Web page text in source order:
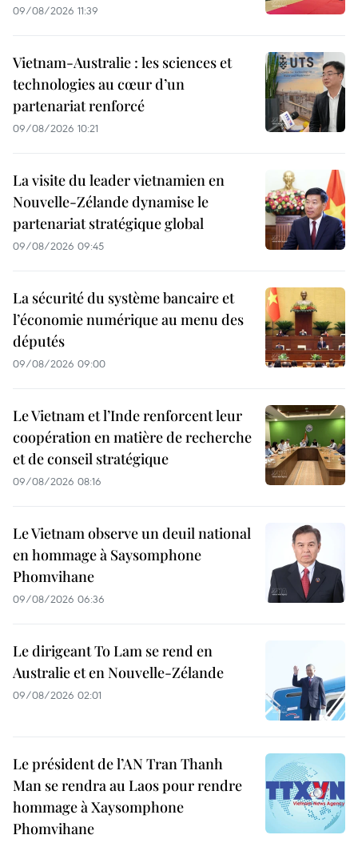
09/08/2026 11:39
Vietnam-Australie : les sciences et
technologies au cœur d’un
partenariat renforcé
09/08/2026 10:21
La visite du leader vietnamien en
Nouvelle-Zélande dynamise le
partenariat stratégique global
09/08/2026 09:45
La sécurité du système bancaire et
l’économie numérique au menu des
députés
09/08/2026 09:00
Le Vietnam et l’Inde renforcent leur
coopération en matière de recherche
et de conseil stratégique
09/08/2026 08:16
Le Vietnam observe un deuil national
en hommage à Saysomphone
Phomvihane
09/08/2026 06:36
Le dirigeant To Lam se rend en
Australie et en Nouvelle-Zélande
09/08/2026 02:01
Le président de l’AN Tran Thanh
Man se rendra au Laos pour rendre
hommage à Xaysomphone
Phomvihane